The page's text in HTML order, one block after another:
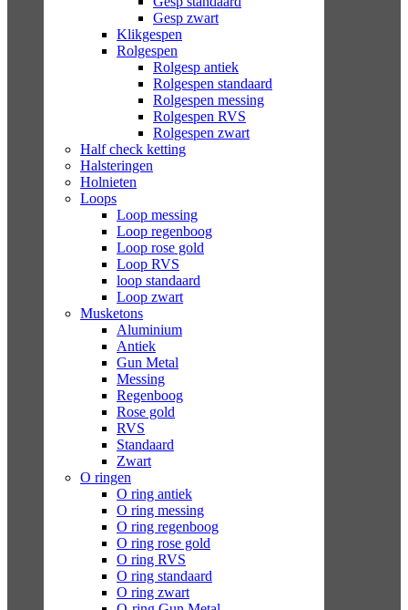
Gesp zwart
Klikgespen
Rolgespen
Rolgesp antiek
Rolgespen standaard
Rolgespen messing
Rolgespen RVS
Rolgespen zwart
Half check ketting
Halsteringen
Holnieten
Loops
Loop messing
Loop regenboog
Loop rose gold
Loop RVS
loop standaard
Loop zwart
Musketons
Aluminium
Antiek
Gun Metal
Messing
Regenboog
Rose gold
RVS
Standaard
Zwart
O ringen
O ring antiek
O ring messing
O ring regenboog
O ring rose gold
O ring RVS
O ring standaard
O ring zwart